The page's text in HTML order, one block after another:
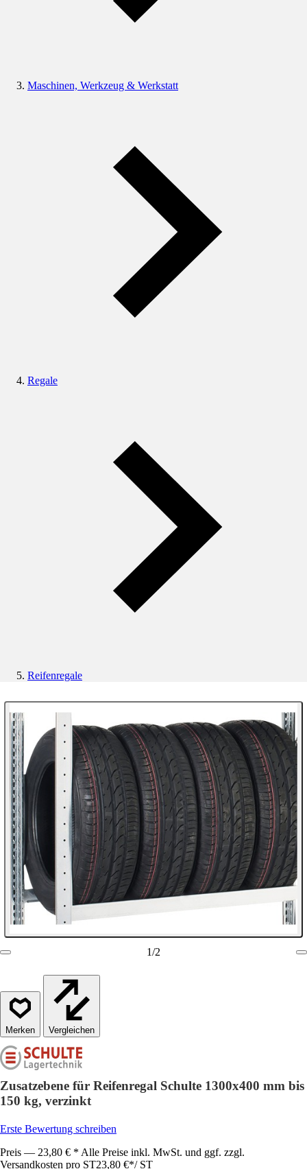
Maschinen, Werkzeug & Werkstatt
Regale
Reifenregale
1/2
Vergleichen
Zusatzebene für Reifenregal Schulte 1300x400 mm bis
150 kg, verzinkt
Erste Bewertung schreiben
Preis — 23,80 € * Alle Preise inkl. MwSt. und ggf. zzgl.
Versandkosten pro ST23,80 €*/ ST